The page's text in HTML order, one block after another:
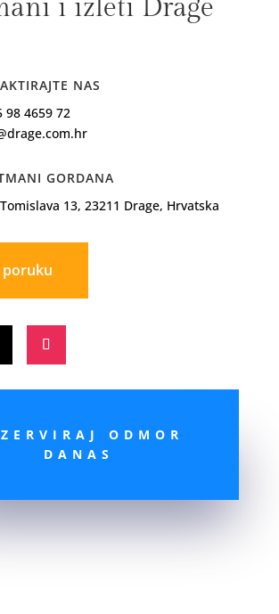
i izleti Drage
NAS
98 4659 72
GORDANA
13, 23211 Drage, Hrvatska
poruku
ODMOR
DANAS